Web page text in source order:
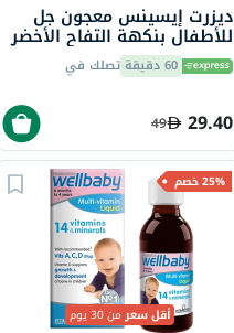
ديزرت إيسينس معجون جل
للأطفال بنكهة التفاح الأخضر
والبطيخ، خالٍ من الفلورايد،
133 جرام 60 دقيقة تصلك في
29.40
49
25% خصم
أقل سعرمن 30 يوم